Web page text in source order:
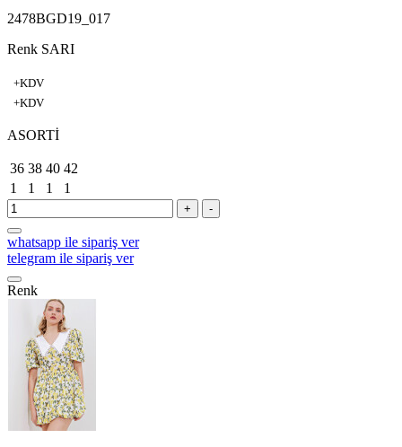
2478BGD19_017
Renk SARI
+KDV
+KDV
ASORTİ
36 38 40 42
1
1 1 1
+ -
whatsapp ile sipariş ver
telegram ile sipariş ver
Renk